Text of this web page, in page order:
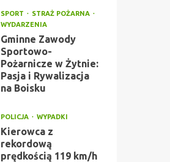
SPORT
STRAŻ POŻARNA
WYDARZENIA
Gminne Zawody
Sportowo-
Pożarnicze w Żytnie:
Pasja i Rywalizacja
na Boisku
POLICJA WYPADKI
Kierowca z
rekordową
prędkością 119 km/h